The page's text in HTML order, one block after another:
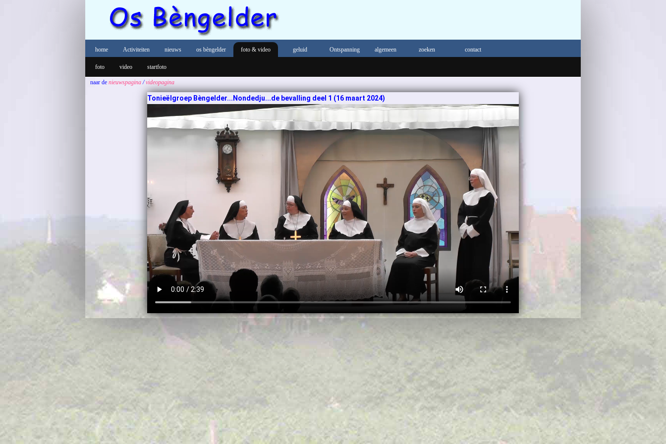
home Activiteiten nieuws os bèngelder foto & video
foto video startfoto
geluid Ontspanning algemeen zoeken contact
naar de nieuwspagina/videopagina
Tonieëlgroep Bèngelder...Nondedju...de bevalling deel 1 (16 maart 2024)